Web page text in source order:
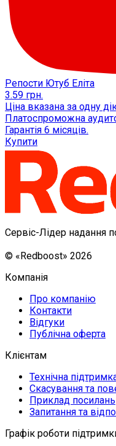
Репости Ютуб Еліта
3.59 грн.
Ціна вказана за одну
Платоспроможна
Гарантія 6 місяців.
Купити
Сервіс-Лідер надання
© «Redboost» 2026
Компанія
Про компанію
Контакти
Відгуки
Публічна оферта
Клієнтам
Технічна
Скасування та
Приклад посилань
Запитання та
Графік роботи